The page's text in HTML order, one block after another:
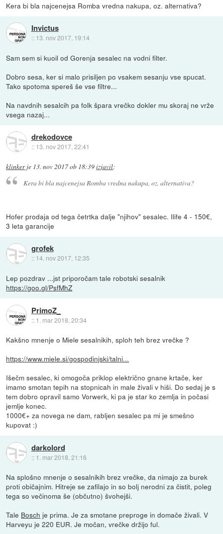
Kera bi bla najcenejsa Romba vredna nakupa, oz. alternativa?
Invictus
:: 13. nov 2017, 19:14
Sam sem si kuoil od Gorenja sesalec na vodni filter.
Dobro sesa, ker si malo prisiljen po vsakem sesanju vse spucat.
Tako spotoma spereš še vse filtre...
Na navdnih sesalcih pa folk špara vrečko dokler mu skoraj ne vrže
vsega nazaj...
drekodovce
:: 13. nov 2017, 22:41
klinkerje 13. nov 2017 ob 18:39izjavil:
Kera bi bla najcenejsa Romba vredna nakupa, oz. alternativa?
Hofer prodaja od tega četrtka dalje "njihov" sesalec. Ilife 4 - 150€,
3 leta garancije
grofek
:: 14. nov 2017, 12:35
Lep pozdrav ...jst priporočam tale robotski sesalnik
https://goo.gl/PsfMhZ
PrimoZ_
:: 1. mar 2018, 20:34
Kakšno mnenje o Miele sesalnikih, sploh teh brez vrečke ?
https://www.miele.si/gospodinjski/talni...
Išečm sesalec, ki omogoča priklop električno gnane krtače, ker
imamo smotan tepih na stopnicah in male živali v hiši. Do sedaj je s
tem dobro opravil samo Vorwerk, ki pa je star ko zemlja in počasi
jemlje konec.
1000€+ za novega ne dam, rabljen sesalec pa mi je smešno
kupovat :)
darkolord
:: 1. mar 2018, 21:16
Na splošno mnenje o sesalnikih brez vrečke, da nimajo za burek
proti običajnim. Hitreje se zafilajo in so bolj nerodni za čistit, poleg
tega so večinoma še (občutno) švohejši.
Tale Bosch je prima. Je za smotane preproge in domače živali. V
Harveyu je 220 EUR. Je močan, vrečke držijo ful.